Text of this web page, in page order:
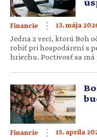
Financie 13. mája
Jedna z vecí, ktorú Boh
robiť pri hospodárení s
hriechu. Poctivosť sa
veľkú výzvu. Bez ohľadu
dosiahneme viac peňazí
to…
Financie 15. apríla